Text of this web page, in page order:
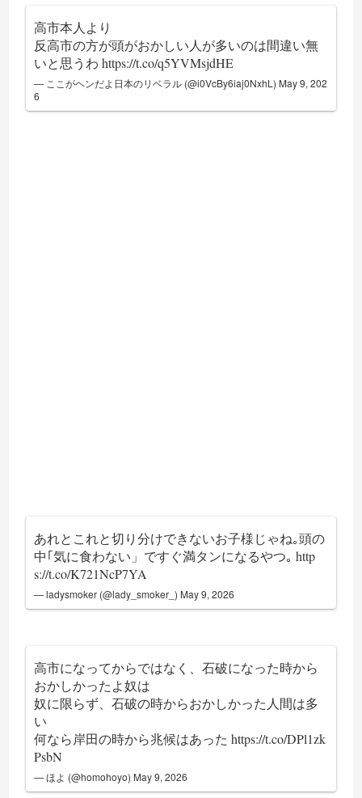
高市本人より
反高市の方が頭がおかしい人が多いのは間違い無
いと思うわhttps://t.co/q5YVMsjdHE
— ここがヘンだよ日本のリベラル (@i0VcBy6iaj0NxhL) May 9, 202
6
あれとこれと切り分けできないお子様じゃね｡頭の
中｢気に食わない」ですぐ満タンになるやつ｡http
s://t.co/K721NcP7YA
— ladysmoker (@lady_smoker_) May 9, 2026
高市になってからではなく、石破になった時から
おかしかったよ奴は
奴に限らず、石破の時からおかしかった人間は多
い
何なら岸田の時から兆候はあったhttps://t.co/DPl1zk
PsbN
— ほよ (@homohoyo) May 9, 2026